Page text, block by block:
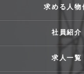
求める人物
社員紹介
求人一覧